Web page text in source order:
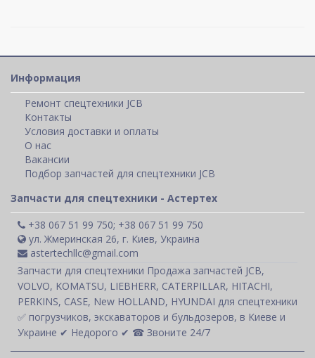
Информация
Ремонт спецтехники JCB
Контакты
Условия доставки и оплаты
О нас
Вакансии
Подбор запчастей для спецтехники JCB
Запчасти для спецтехники - Астертех
+38 067 51 99 750; +38 067 51 99 750
ул. Жмеринская 26, г. Киев, Украина
astertechllc@gmail.com
Запчасти для спецтехники Продажа запчастей JCB,
VOLVO, KOMATSU, LIEBHERR, CATERPILLAR, HITACHI,
PERKINS, CASE, New HOLLAND, HYUNDAI для спецтехники
✅ погрузчиков, экскаваторов и бульдозеров, в Киеве и
Украине ✔ Недорого ✔ ☎ Звоните 24/7